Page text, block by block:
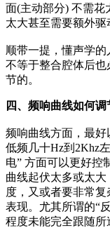
面(主动部分) 不需花
太大甚至需要额外驱
顺带一提，懂声学
不等于整合腔体后
节的。
四、频响曲线如何调
频响曲线方面，最
低频几十Hz到2Khz
电” 方面可以更好控
曲线起伏太多或太
度，又或者要非常
表现。尤其所谓的“
程度未能完全跟随